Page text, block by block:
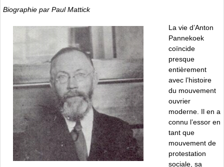
Biographie par Paul Mattick
La vie d’Anton
Pannekoek
coïncide
presque
entièrement
avec l’histoire
du mouvement
ouvrier
moderne. Il en a
connu l’essor en
tant que
mouvement de
protestation
sociale, sa